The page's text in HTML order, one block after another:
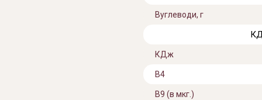
Вуглеводи, г
КДж
В4
В9 (в мкг.)